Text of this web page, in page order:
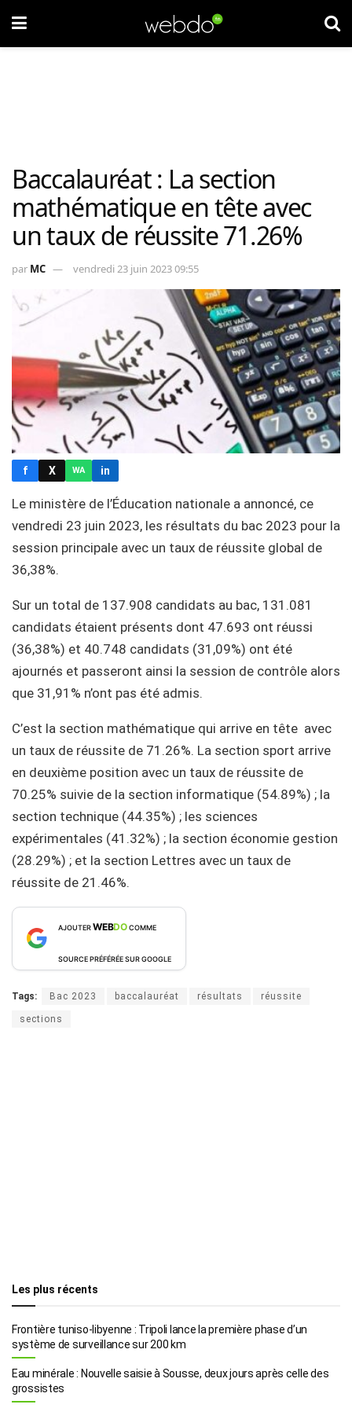
Baccalauréat : La section
mathématique en tête avec
un taux de réussite 71.26%
par MC vendredi 23 juin 2023 09:55
f X WA in
Le ministère de l’Éducation nationale a annoncé, ce
vendredi 23 juin 2023, les résultats du bac 2023 pour la
session principale avec un taux de réussite global de
36,38%.
Sur un total de 137.908 candidats au bac, 131.081
candidats étaient présents dont 47.693 ont réussi
(36,38%) et 40.748 candidats (31,09%) ont été
ajournés et passeront ainsi la session de contrôle alors
que 31,91% n’ont pas été admis.
C’est la section mathématique qui arrive en tête avec
un taux de réussite de 71.26%. La section sport arrive
en deuxième position avec un taux de réussite de
70.25% suivie de la section informatique (54.89%) ; la
section technique (44.35%) ; les sciences
expérimentales (41.32%) ; la section économie gestion
(28.29%) ; et la section Lettres avec un taux de
réussite de 21.46%.
AJOUTERWEBDOCOMME
SOURCE PRÉFÉRÉE SUR GOOGLE
Tags: Bac 2023 baccalauréat résultats réussite
sections
Les plus récents
Frontière tuniso-libyenne : Tripoli lance la première phase d’un
système de surveillance sur 200 km
Eau minérale : Nouvelle saisie à Sousse, deux jours après celle des
grossistes